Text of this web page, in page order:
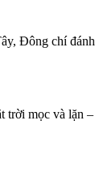
Đông chí
mọc và lặn